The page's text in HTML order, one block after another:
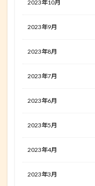
2023年10月
2023年9月
2023年8月
2023年7月
2023年6月
2023年5月
2023年4月
2023年3月